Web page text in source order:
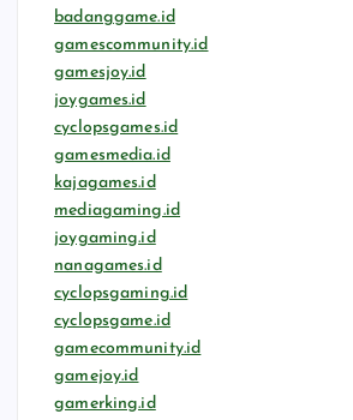
badanggame.id
gamescommunity.id
gamesjoy.id
joygames.id
cyclopsgames.id
gamesmedia.id
kajagames.id
mediagaming.id
joygaming.id
nanagames.id
cyclopsgaming.id
cyclopsgame.id
gamecommunity.id
gamejoy.id
gamerking.id